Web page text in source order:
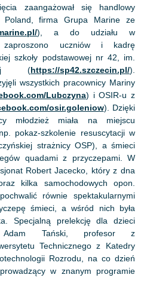
zaangażował się handlowy
Poland, firma Grupa Marine ze
), a do udziału w
zaproszono uczniów i kadrę
szkoły podstawowej nr 42, im.
(https://sp42.szczecin.pl/).
wszystkich pracownicy Mariny
Lubczyna) i OSIR-u z
osir.goleniow). Dzięki
młodzież miała na miejscu
pokaz-szkolenie resuscytacji w
strażnicy OSP), a śmieci
quadami z przyczepami. W
Robert Jacecko, który z dna
kilka samochodowych opon.
równie spektakularnymi
śmieci, a wśród nich była
Specjalną prelekcję dla dzieci
Tański, profesor z
Technicznego z Katedry
Rozrodu, na co dzień
w znanym programie